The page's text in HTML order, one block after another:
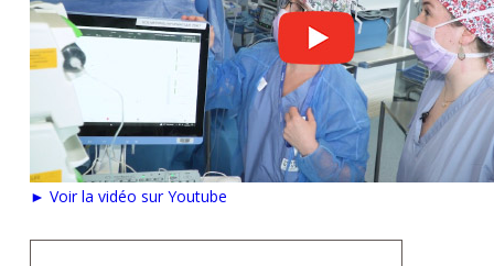
► Voir la vidéo sur Youtube